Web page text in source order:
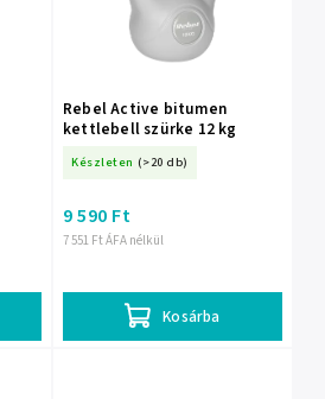
Rebel Active bitumen
kettlebell szürke 12 kg
Készleten (>20 db)
7 551 Ft ÁFA nélkül
9 590 Ft
Kosárba